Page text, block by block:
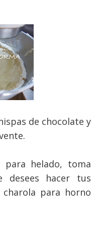
de chocolate y
para helado, toma
desees hacer tus
para horno